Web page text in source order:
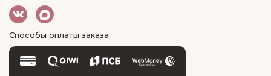
Способы оплаты заказа